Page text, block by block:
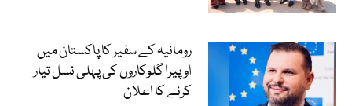
رومانیہ کے سفیر کا پاکستان میں
اوپیرا گلوکاروں کی پہلی نسل تیار
کرنے کا اعلان